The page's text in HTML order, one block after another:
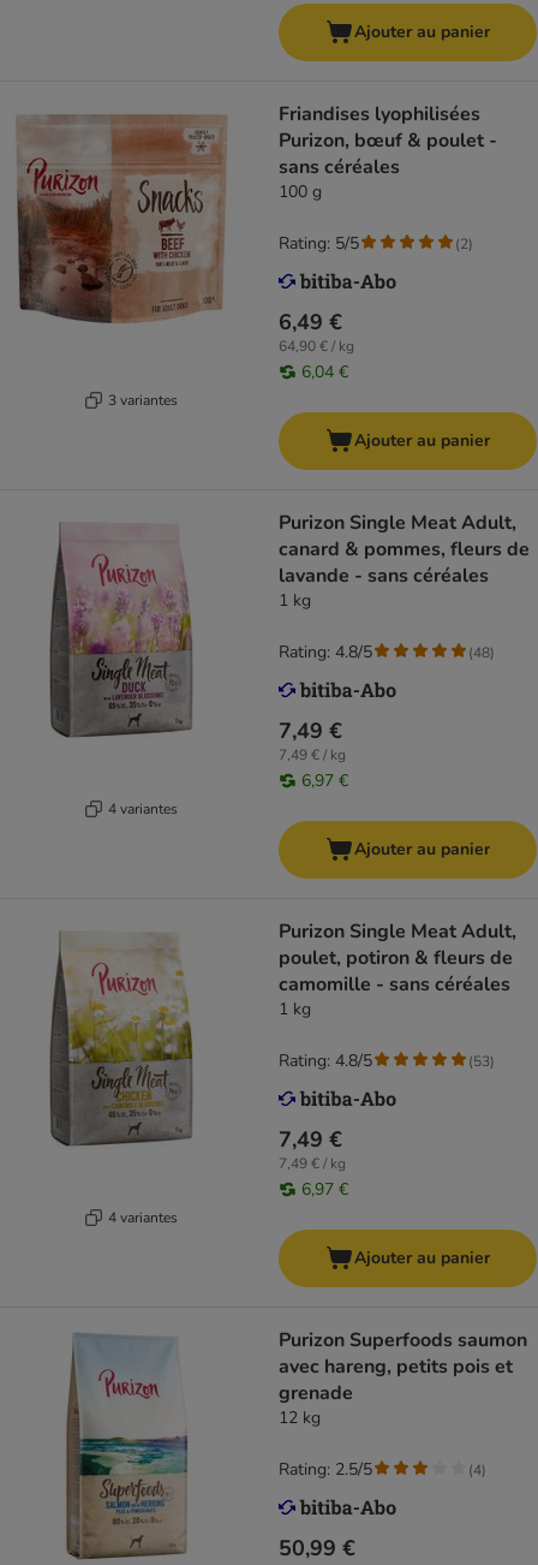
Ajouter au panier
3 variantes
Friandises lyophilisées
Purizon, bœuf & poulet -
sans céréales
100 g
6,49 €
64,90 € / kg
6,04 €
Rating: 5/5 (2)
Ajouter au panier
4 variantes
Purizon Single Meat Adult,
canard & pommes, fleurs de
lavande - sans céréales
1 kg
7,49 €
7,49 € / kg
6,97 €
Rating: 4.8/5 (48)
Ajouter au panier
4 variantes
Purizon Single Meat Adult,
poulet, potiron & fleurs de
camomille - sans céréales
1 kg
7,49 €
7,49 € / kg
6,97 €
Rating: 4.8/5 (53)
Ajouter au panier
Purizon Superfoods saumon
avec hareng, petits pois et
grenade
12 kg
50,99 €
Rating: 2.5/5 (4)